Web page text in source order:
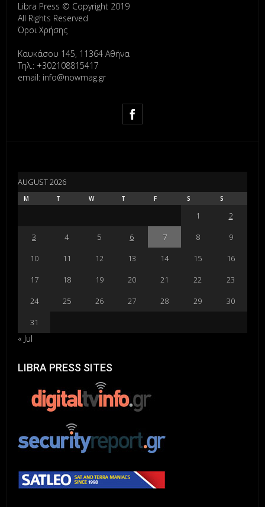
Libra Press © Copyright 2019
All Rights Reserved
Όροι Χρήσης
Καυκάσου 145, 11364 Αθήνα
Τηλ.: +302108815417
email: info@nowmag.gr
AUGUST 2026
M T W T F S S
1
2
3
4 5 6 7 8
9
10
11 12 13 14 15
16
17
18 19 20 21 22
23
24
25 26 27 28 29
30
31
« Jul
LIBRA PRESS SITES